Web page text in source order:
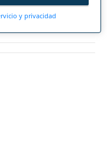
y privacidad